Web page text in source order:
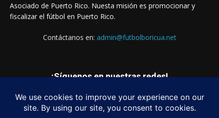
Asociado de Puerto Rico. Nuesta misión es promocionar y
fiscalizar el fútbol en Puerto Rico.
Contáctanos en: admin@futbolboricua.net
¡Síguenos en nuestras redes!